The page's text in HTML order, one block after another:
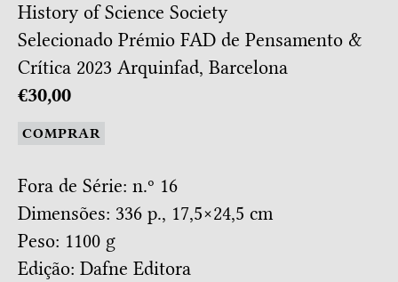
History of Science Society
Selecionado Prémio FAD de Pensamento &
Crítica 2023 Arquinfad, Barcelona
€30,00
COMPRAR
Fora de Série: n.º 16
Dimensões: 336 p., 17,5×24,5 cm
Peso: 1100 g
Edição: Dafne Editora